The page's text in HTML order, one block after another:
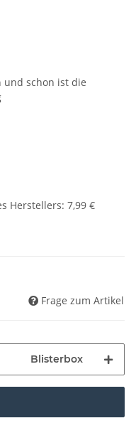
und schon ist die
Herstellers: 7,99 €
Frage zum Artikel
Blisterbox